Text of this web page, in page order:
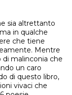
sia altrettanto
in qualche
che tiene
Mentre
di malinconia che
un caro
di questo libro,
vivaci che